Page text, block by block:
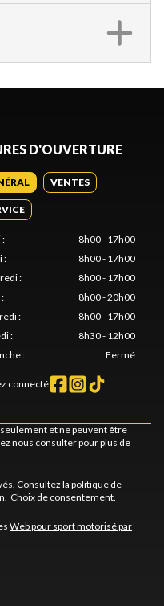
D'OUVERTURE
VENTES
:
8h00 - 17h00
:
8h00 - 17h00
:
8h00 - 17h00
:
8h00 - 20h00
:
8h00 - 17h00
:
8h30 - 12h00
: Fermé
connecté
et ne peuvent être
nous consulter pour plus de
Consultez lapolitique de
Choix de consentement.
Web pour sport motorisé par